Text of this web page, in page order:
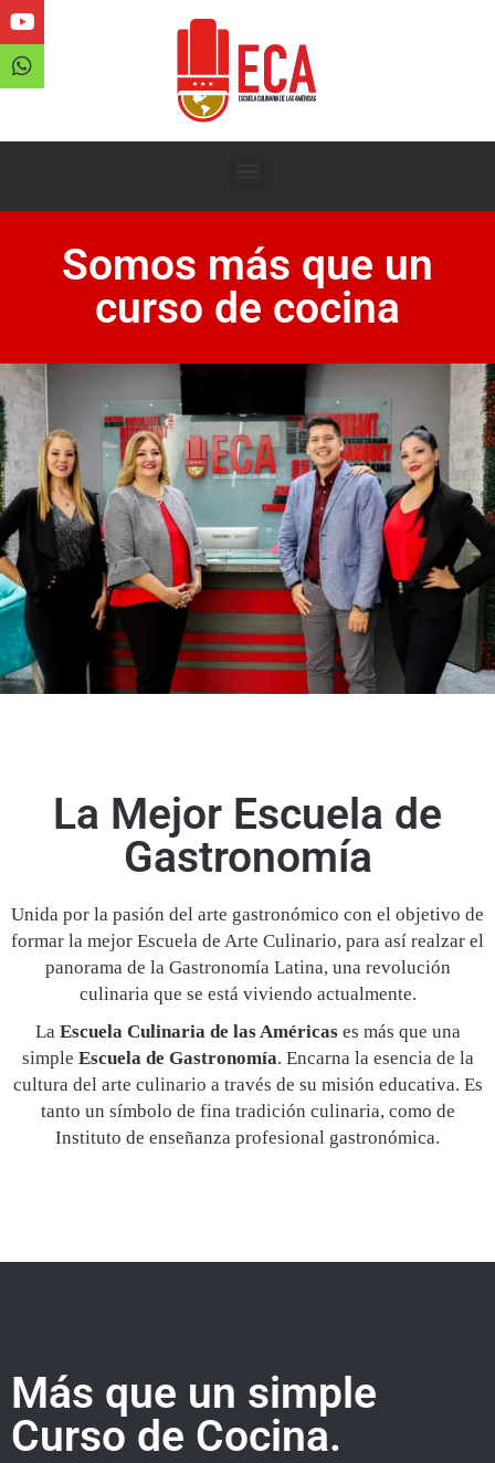
Somos más que un
curso de cocina
La Mejor Escuela de
Gastronomía
Unida por la pasión del arte gastronómico con el objetivo de
formar la mejor Escuela de Arte Culinario, para así realzar el
panorama de la Gastronomía Latina, una revolución
culinaria que se está viviendo actualmente.
La Escuela Culinaria de las Américases más que una
simple Escuela de Gastronomía. Encarna la esencia de la
cultura del arte culinario a través de su misión educativa. Es
tanto un símbolo de fina tradición culinaria, como de
Instituto de enseñanza profesional gastronómica.
Más que un simple
Curso de Cocina.